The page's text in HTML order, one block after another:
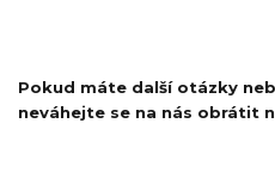
Pokud máte další otázky
neváhejte se na nás obrátit